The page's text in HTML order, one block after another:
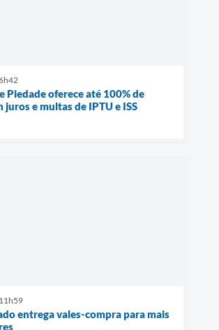
Piedade oferece até 100% de
juros e multas de IPTU e ISS
entrega vales-compra para mais